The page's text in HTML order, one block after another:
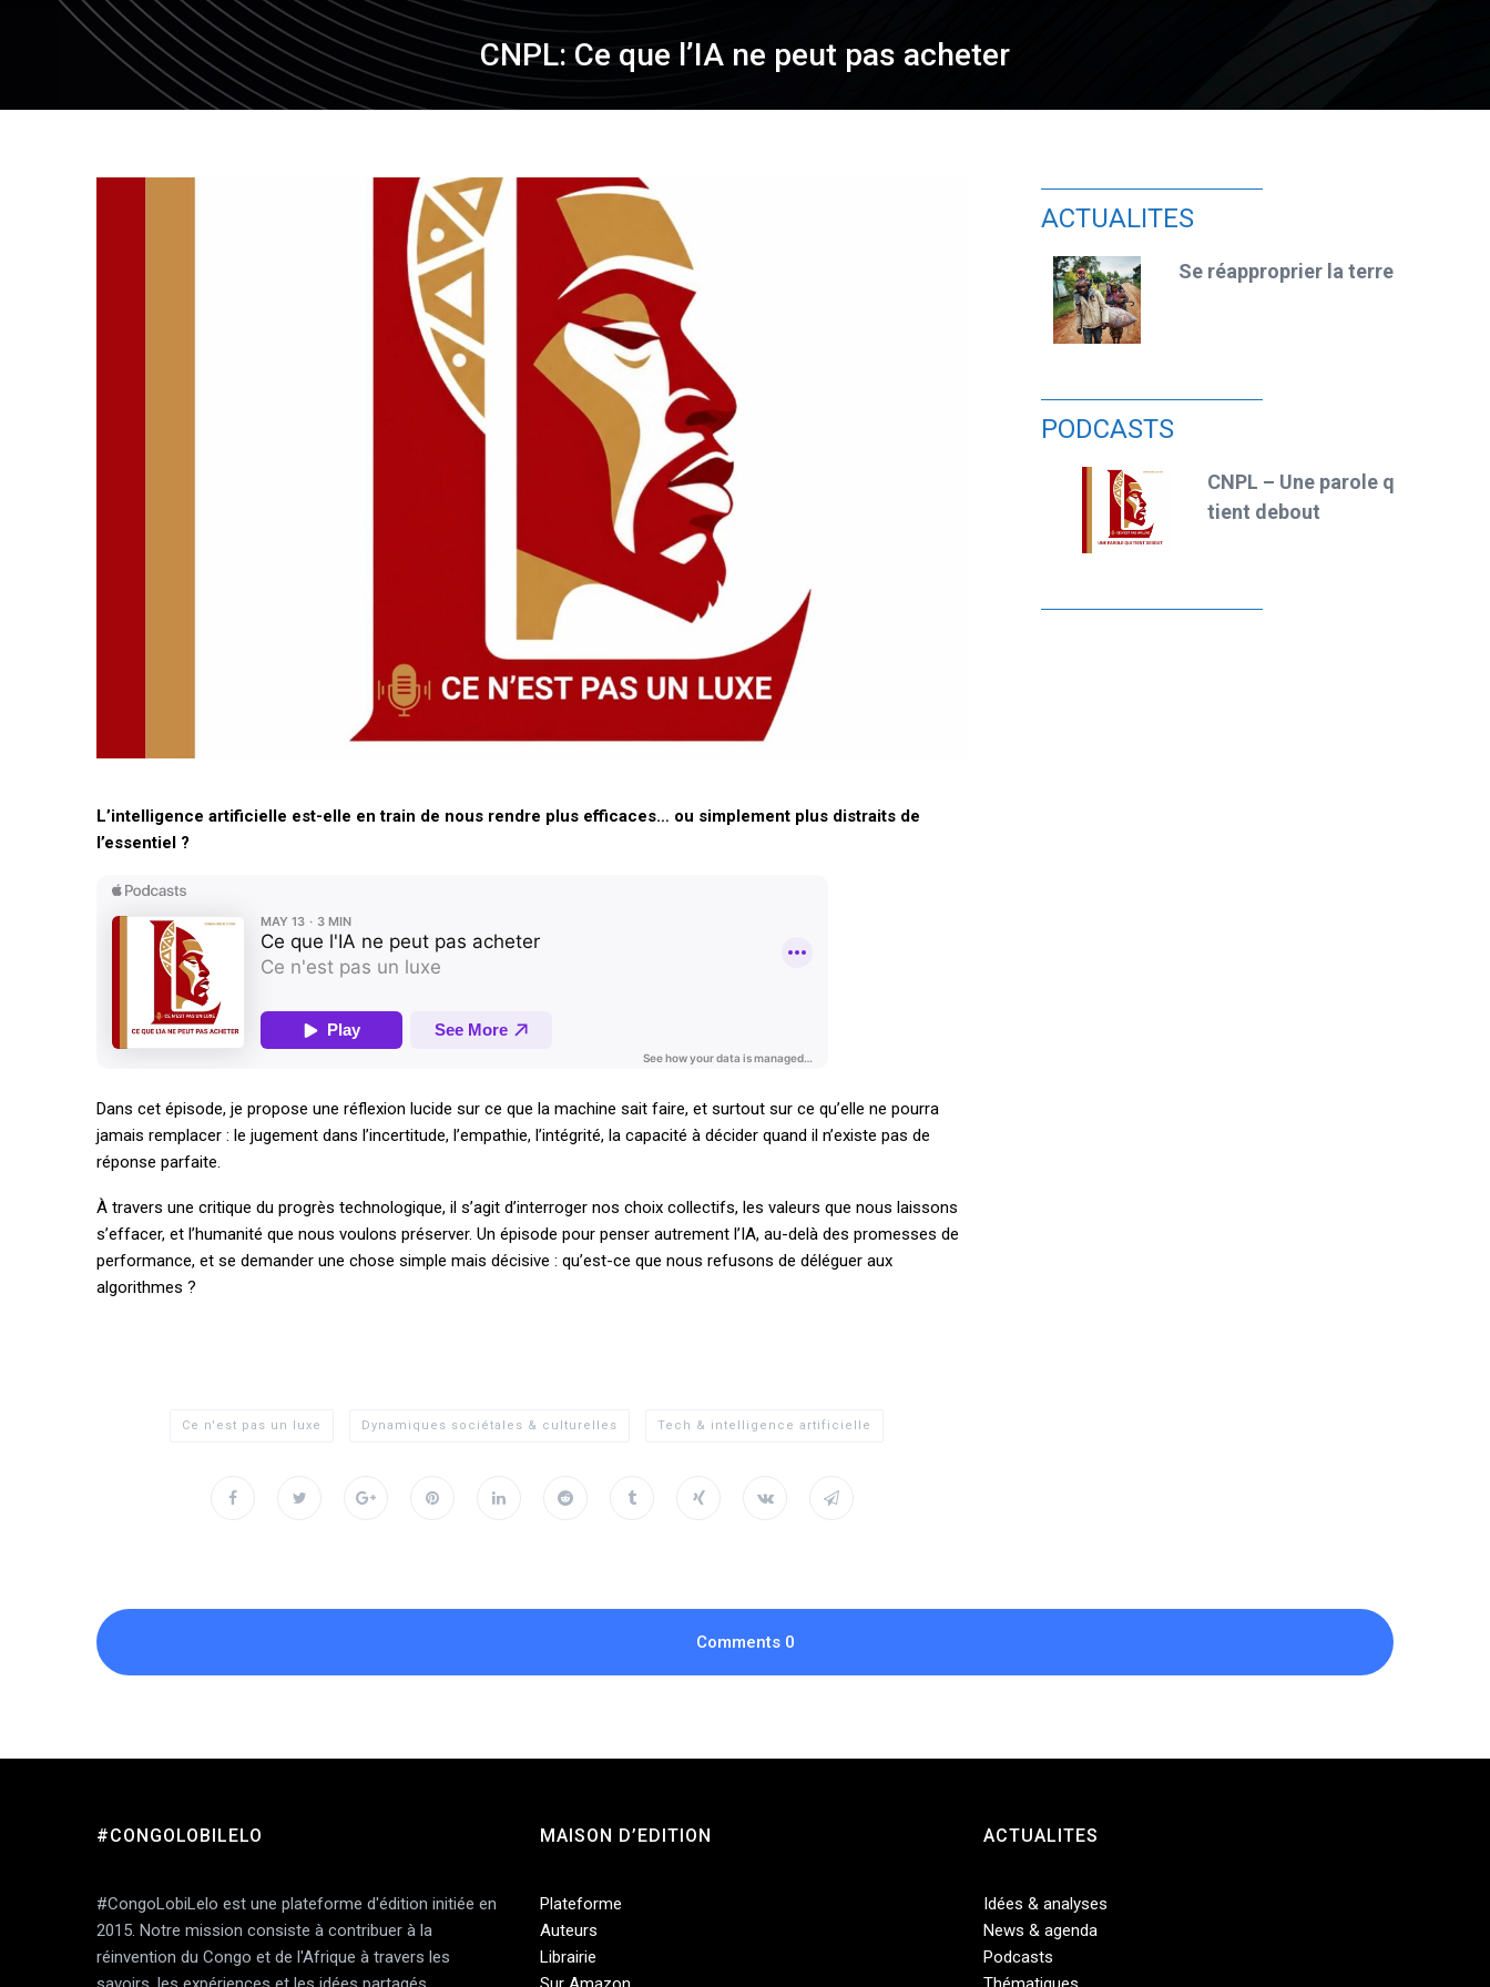
CNPL: Ce que l’IA ne peut pas acheter
L’intelligence artificielle est-elle en train de nous rendre plus efficaces… ou simplement plus distraits de
l’essentiel ?
Dans cet épisode, je propose une réflexion lucide sur ce que la machine sait faire, et surtout sur ce qu’elle ne pourra
jamais remplacer : le jugement dans l’incertitude, l’empathie, l’intégrité, la capacité à décider quand il n’existe pas de
réponse parfaite.
À travers une critique du progrès technologique, il s’agit d’interroger nos choix collectifs, les valeurs que nous laissons
s’effacer, et l’humanité que nous voulons préserver. Un épisode pour penser autrement l’IA, au-delà des promesses de
performance, et se demander une chose simple mais décisive : qu’est-ce que nous refusons de déléguer aux
algorithmes ?
Ce n'est pas un luxe Dynamiques sociétales & culturelles Tech & intelligence artificielle
ACTUALITES
Le Journal Ingeta #51 Se réapproprier la terre
PODCASTS
CNPL – Des pyramides à
CNPL – Une parole qui
tient debout
Comments 0
#CONGOLOBILELO
#CongoLobiLelo est une plateforme d'édition initiée en
2015. Notre mission consiste à contribuer à la
réinvention du Congo et de l'Afrique à travers les
MAISON D’EDITION
Plateforme
Auteurs
Librairie
ACTUALITES
Idées & analyses
News & agenda
Podcasts